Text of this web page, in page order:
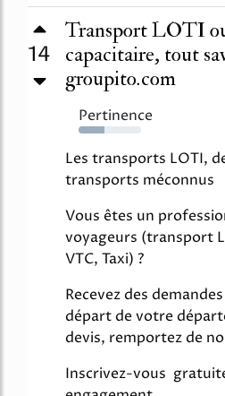
14
Transport LOTI
capacitaire, tout
groupito.com
Pertinence
42%
Les transports LOTI,
transports méconnus
Vous êtes un
voyageurs (transport
VTC, Taxi) ?
Recevez des
départ de votre
devis, remportez de
Inscrivez-vous